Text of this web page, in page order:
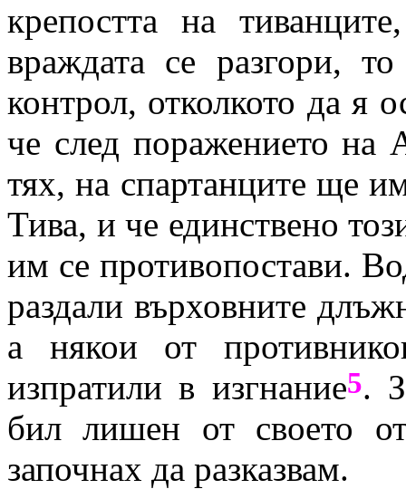
крепостта на
враждата се разгори,
контрол, отколкото да я
че след поражението на
тях, на спартанците ще
Тива, и че единствено
им се противопостави.
раздали върховните
а някои от
изпратили в изгнание5.
бил лишен от своето
започнах да разказвам.